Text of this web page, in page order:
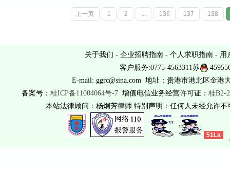
上一页 1 2 136 137 138
关于我们 - 企业招聘指南 - 个人求职指南 - 用
客户服务:0775-4563311苏
E-mail: ggrc@sina.com 地址：贵港市港北区金港
备案号： 桂ICP备11004064号-7增值电信业务经营许可证： 桂B2-
本站法律顾问：杨炯芳律师 特别声明：任何人未经允许
51La